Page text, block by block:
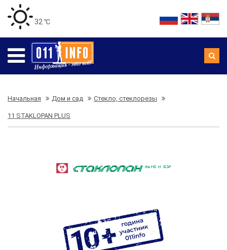
32 ℃
Начальная Дом и сад Стекло, стеклорезы
11 STAKLOPAN PLUS